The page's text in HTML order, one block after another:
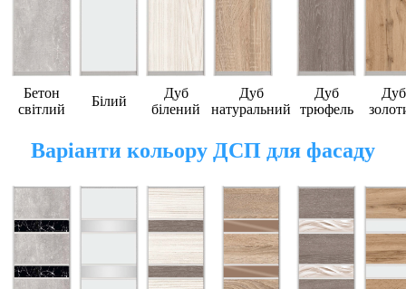
Бетон
світлий
Білий
Дуб
білений
Дуб
натуральний
Дуб
трюфель
Дуб
Варіанти кольору ДСП для фасаду